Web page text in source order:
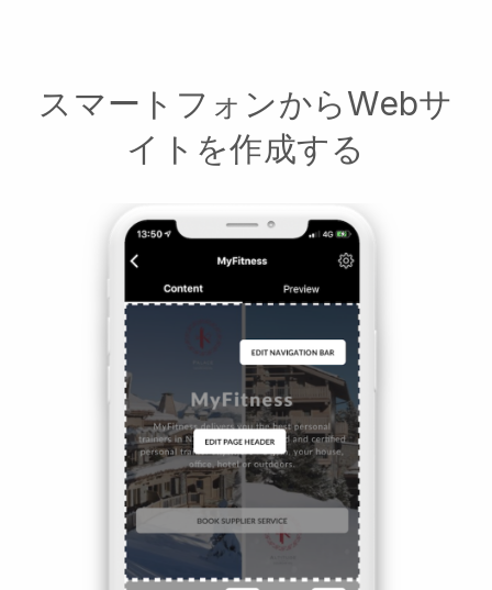
スマートフォンからWebサ
イトを作成する